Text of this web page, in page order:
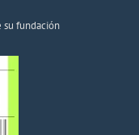
su fundación